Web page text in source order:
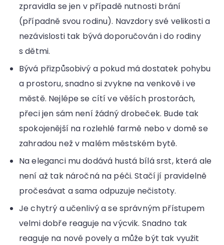
zpravidla se jen v případě nutnosti brání
(případně svou rodinu). Navzdory své velikosti a
nezávislosti tak bývá doporučován i do rodiny
s dětmi.
Bývá přizpůsobivý a pokud má dostatek pohybu
a prostoru, snadno si zvykne na venkově i ve
městě. Nejlépe se cítí ve věších prostorách,
přeci jen sám není žádný drobeček. Bude tak
spokojenější na rozlehlé farmě nebo v domě se
zahradou než v malém městském bytě.
Na eleganci mu dodává hustá bílá srst, která ale
není až tak náročná na péči. Stačí jí pravidelně
pročesávat a sama odpuzuje nečistoty.
Je chytrý a učenlivý a se správným přístupem
velmi dobře reaguje na výcvik. Snadno tak
reaguje na nové povely a může být tak využit